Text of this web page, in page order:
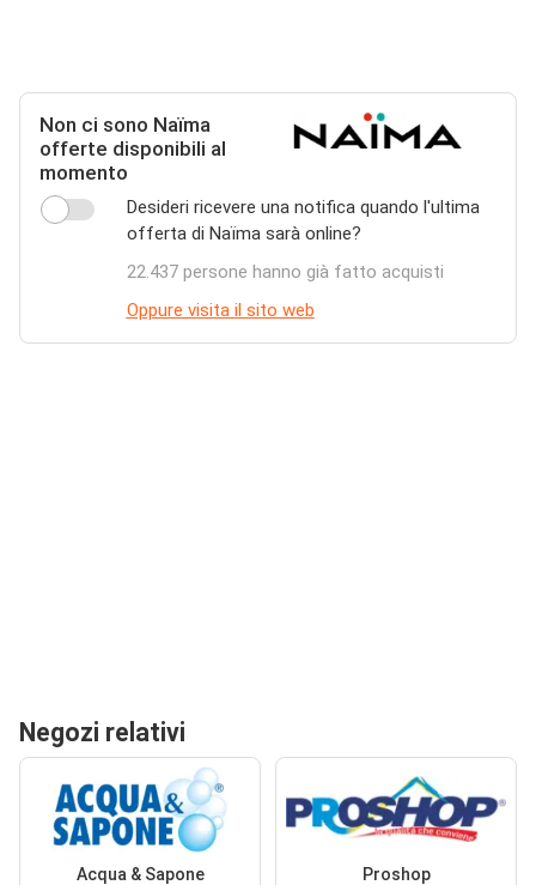
Non ci sono Naïma
offerte disponibili al
momento
Desideri ricevere una notifica quando l'ultima
offerta di Naïma sarà online?
22.437 persone hanno già fatto acquisti
Oppure visita il sito web
Negozi relativi
Acqua & Sapone Proshop